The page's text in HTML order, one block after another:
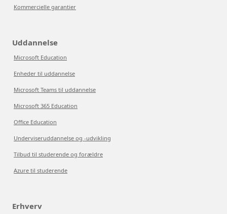
Kommercielle garantier
Uddannelse
Microsoft Education
Enheder til uddannelse
Microsoft Teams til uddannelse
Microsoft 365 Education
Office Education
Underviseruddannelse og -udvikling
Tilbud til studerende og forældre
Azure til studerende
Erhverv